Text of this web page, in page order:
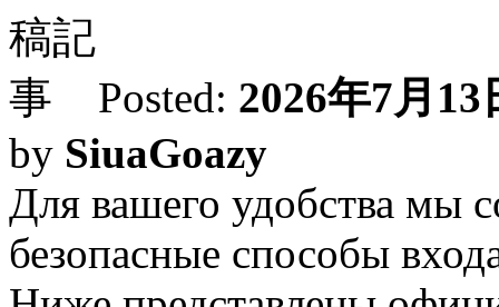
Posted: 2026年7月
by SiuaGoazy
Для вашего удобства мы
безопасные способы